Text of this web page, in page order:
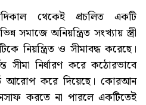
থেকেই প্রচলিত একটি
সমাজে অনিয়ন্ত্রিত সংখ্যায় স্ত্রী
নিয়ন্ত্রিত ও সীমাবদ্ধ করেছে।
সীমা নির্ধারণ করে কঠোরভাবে
আরোপ করে দিয়েছে। কোরআন
করতে না পারলে একটিতেই